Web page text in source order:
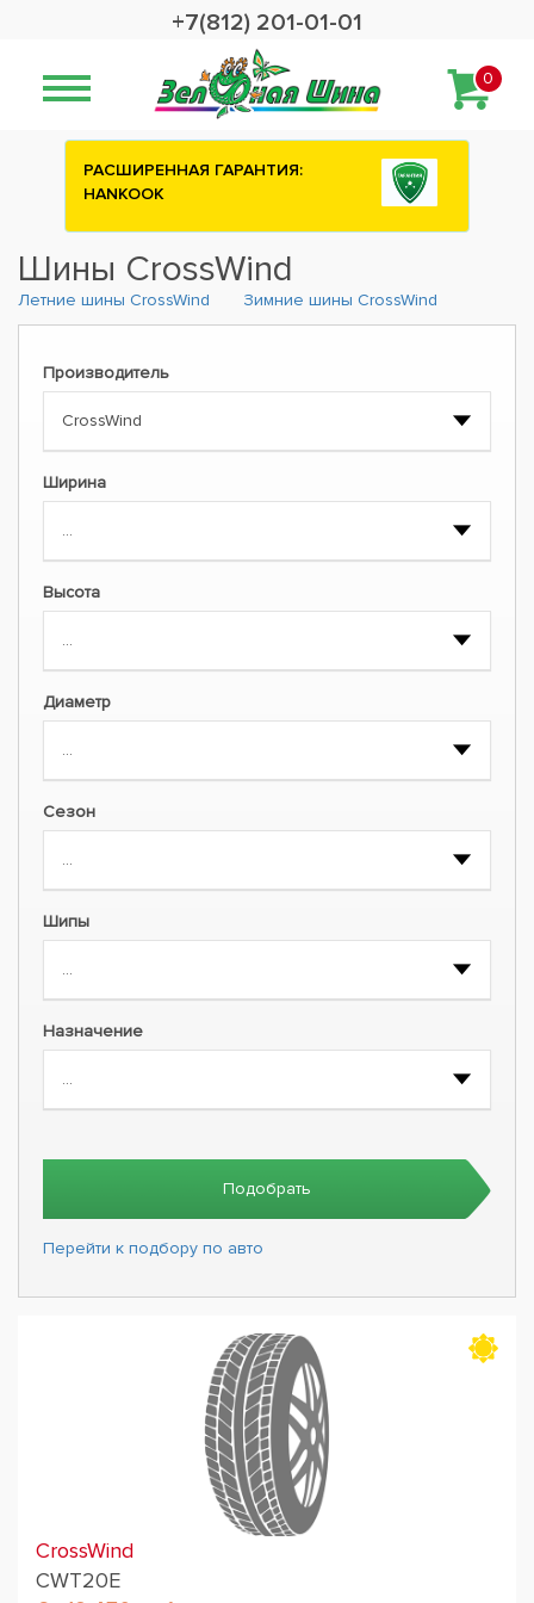
+7(812) 201-01-01
0
РАСШИРЕННАЯ ГАРАНТИЯ:
HANKOOK
Шины CrossWind
Летние шины CrossWind Зимние шины CrossWind
Производитель
Ширина
Высота
Диаметр
Сезон
Шипы
Назначение
Подобрать
Перейти к подбору по авто
CrossWind
CWT20E